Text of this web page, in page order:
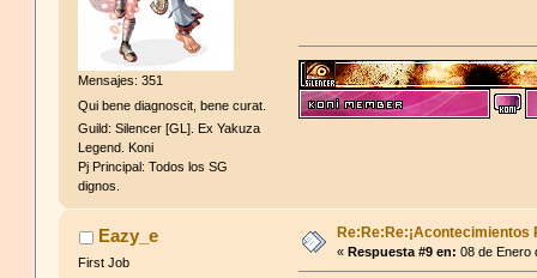
Mensajes: 351
Qui bene diagnoscit, bene curat.
Guild: Silencer [GL]. Ex Yakuza
Legend. Koni
Pj Principal: Todos los SG
dignos.
Eazy_e
First Job
Re:Re:Re:¡Acontecimientos
« Respuesta #9 en: 08 de Enero